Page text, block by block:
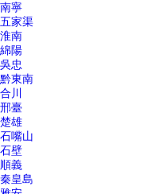
南寧
五家渠
淮南
綿陽
吳忠
黔東南
合川
邢臺
楚雄
石嘴山
石壁
順義
秦皇島